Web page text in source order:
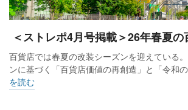
貨では化粧品（23.4%増）の伸びが目立っ
阪急阪神百貨店は、阪急本店が20.2％増、
17.6%増、支店の合計が10.0%増、全店合計
月連続で2桁増。入店客数は全店計で9.0%
阪神・御影（41.8％増）、博多阪急（18.7
＜ストレポ4月号掲載＞26年春夏
百貨店では春夏の改装シーズンを迎えている
ンに基づく「百貨店価値の再創造」と「令和
を読む